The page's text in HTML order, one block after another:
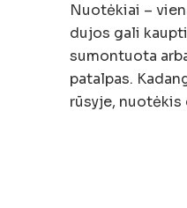
Nuotėkiai –
dujos gali
sumontuota
patalpas.
rūsyje,